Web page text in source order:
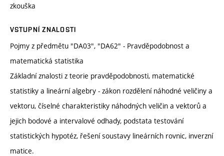
zkouška
VSTUPNÍ ZNALOSTI
Pojmy z předmětu "DA03", "DA62" - Pravděpodobnost a
matematická statistika
Základní znalosti z teorie pravděpodobnosti, matematické
statistiky a lineární algebry - zákon rozdělení náhodné veličiny a
vektoru, číselné charakteristiky náhodných veličin a vektorů a
jejich bodové a intervalové odhady, podstata testování
statistických hypotéz, řešení soustavy lineárních rovnic, inverzní
matice.